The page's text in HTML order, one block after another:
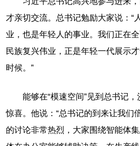
才亲切交流。总书记勉励大家说：“
业，也是年轻人的事业。我们正在全
民族复兴伟业，正是年轻一代展示
时候。”
能够在“模速空间”见到总书记
惊喜。他说：“总书记的到来让我们
的讨论非常热烈，大家围绕智能体